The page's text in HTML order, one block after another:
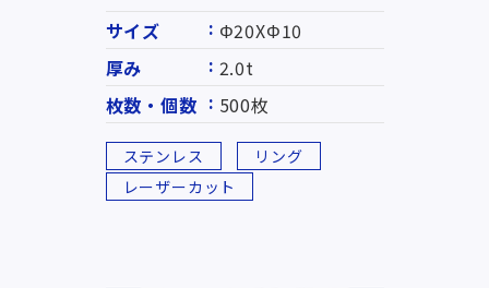
サイズ
Φ20XΦ10
厚み
2.0t
枚数・個数
500枚
ステンレス
リング
レーザーカット